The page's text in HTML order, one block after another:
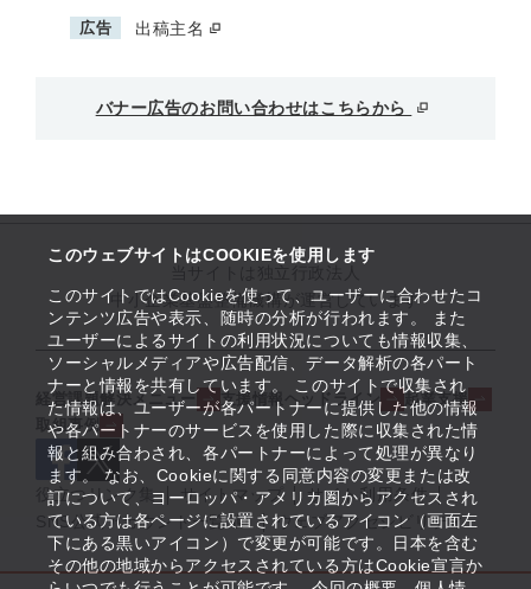
このウェブサイトはCOOKIEを使用します
このサイトではCookieを使って、ユーザーに合わせたコ
ンテンツ広告や表示、随時の分析が行われます。 また
ユーザーによるサイトの利用状況についても情報収集、
ソーシャルメディアや広告配信、データ解析の各パート
ナーと情報を共有しています。 このサイトで収集され
た情報は、ユーザーが各パートナーに提供した他の情報
や各パートナーのサービスを使用した際に収集された情
報と組み合わされ、各パートナーによって処理が異なり
ます。 なお、Cookieに関する同意内容の変更または改
訂について、ヨーロッパ・アメリカ圏からアクセスされ
ている方は各ページに設置されているアイコン（画面左
下にある黒いアイコン）で変更が可能です。日本を含む
その他の地域からアクセスされている方はCookie宣言か
広告 出稿主名
バナー広告のお問い合わせはこちらから
中小企業基盤整備機構が運営しています
経営課題解決メニュー 支援情報ヘッドライン
起業支援
取組事例
役立つリンク集 サイトマップ
サイト利用条件
SNS公式アカウント一覧
ウェブアクセシビリティ